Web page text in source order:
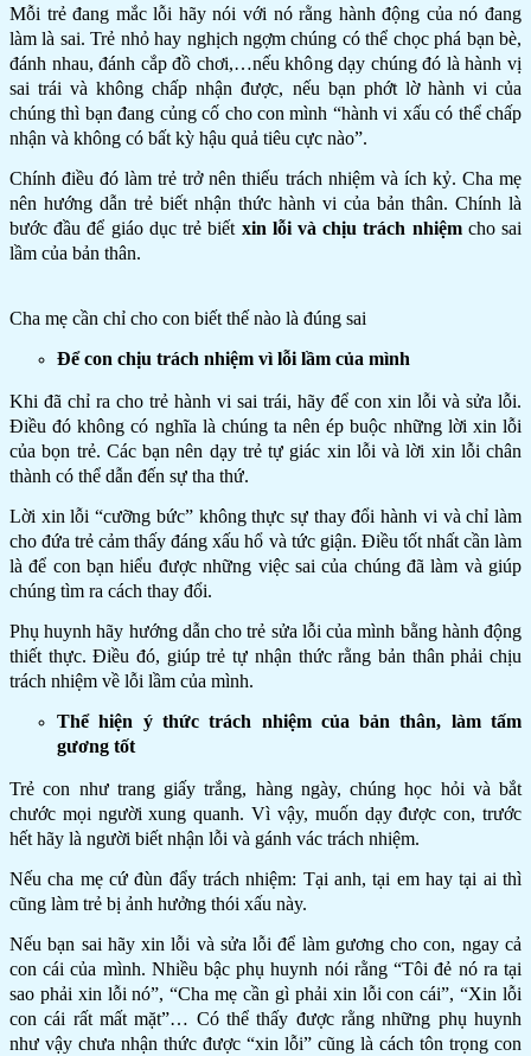
Mỗi trẻ đang mắc lỗi hãy nói với nó rằng hành động của nó đang
làm là sai. Trẻ nhỏ hay nghịch ngợm chúng có thể chọc phá bạn bè,
đánh nhau, đánh cắp đồ chơi,…nếu không dạy chúng đó là hành vị
sai trái và không chấp nhận được, nếu bạn phớt lờ hành vi của
chúng thì bạn đang củng cố cho con mình “hành vi xấu có thể chấp
nhận và không có bất kỳ hậu quả tiêu cực nào”.
Chính điều đó làm trẻ trở nên thiếu trách nhiệm và ích kỷ. Cha mẹ
nên hướng dẫn trẻ biết nhận thức hành vi của bản thân. Chính là
bước đầu để giáo dục trẻ biết xin lỗi và chịu trách nhiệmcho sai
lầm của bản thân.
Cha mẹ cần chỉ cho con biết thế nào là đúng sai
Để con chịu trách nhiệm vì lỗi lầm của mình
Khi đã chỉ ra cho trẻ hành vi sai trái, hãy để con xin lỗi và sửa lỗi.
Điều đó không có nghĩa là chúng ta nên ép buộc những lời xin lỗi
của bọn trẻ. Các bạn nên dạy trẻ tự giác xin lỗi và lời xin lỗi chân
thành có thể dẫn đến sự tha thứ.
Lời xin lỗi “cưỡng bức” không thực sự thay đổi hành vi và chỉ làm
cho đứa trẻ cảm thấy đáng xấu hổ và tức giận. Điều tốt nhất cần làm
là để con bạn hiểu được những việc sai của chúng đã làm và giúp
chúng tìm ra cách thay đổi.
Phụ huynh hãy hướng dẫn cho trẻ sửa lỗi của mình bằng hành động
thiết thực. Điều đó, giúp trẻ tự nhận thức rằng bản thân phải chịu
trách nhiệm về lỗi lầm của mình.
Thể hiện ý thức trách nhiệm của bản thân, làm tấm
gương tốt
Trẻ con như trang giấy trắng, hàng ngày, chúng học hỏi và bắt
chước mọi người xung quanh. Vì vậy, muốn dạy được con, trước
hết hãy là người biết nhận lỗi và gánh vác trách nhiệm.
Nếu cha mẹ cứ đùn đẩy trách nhiệm: Tại anh, tại em hay tại ai thì
cũng làm trẻ bị ảnh hưởng thói xấu này.
Nếu bạn sai hãy xin lỗi và sửa lỗi để làm gương cho con, ngay cả
con cái của mình. Nhiều bậc phụ huynh nói rằng “Tôi đẻ nó ra tại
sao phải xin lỗi nó”, “Cha mẹ cần gì phải xin lỗi con cái”, “Xin lỗi
con cái rất mất mặt”… Có thể thấy được rằng những phụ huynh
như vậy chưa nhận thức được “xin lỗi” cũng là cách tôn trọng con